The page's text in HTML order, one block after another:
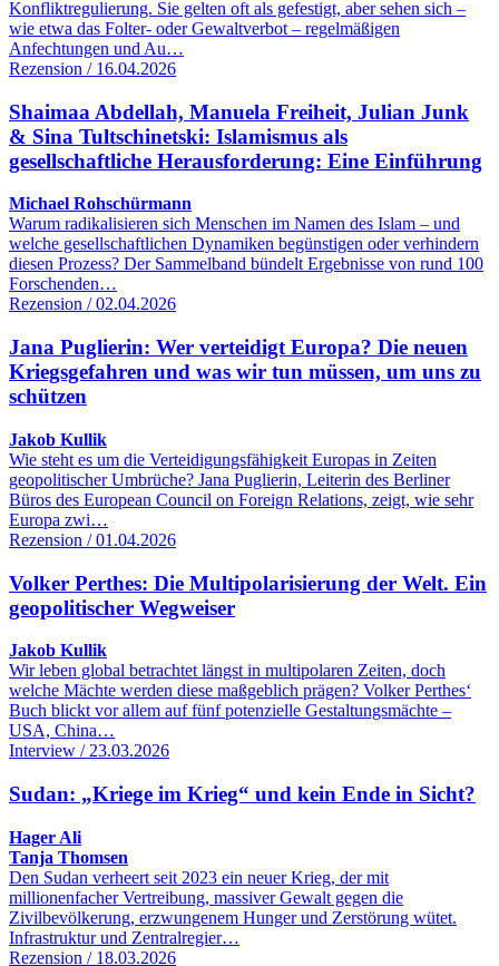
Konfliktregulierung. Sie gelten oft als gefestigt, aber sehen sich –
wie etwa das Folter- oder Gewaltverbot – regelmäßigen
Anfechtungen und Au…
Rezension / 16.04.2026
Shaimaa Abdellah, Manuela Freiheit, Julian Junk
& Sina Tultschinetski: Islamismus als
gesellschaftliche Herausforderung: Eine Einführung
Michael Rohschürmann
Warum radikalisieren sich Menschen im Namen des Islam – und
welche gesellschaftlichen Dynamiken begünstigen oder verhindern
diesen Prozess? Der Sammelband bündelt Ergebnisse von rund 100
Forschenden…
Rezension / 02.04.2026
Jana Puglierin: Wer verteidigt Europa? Die neuen
Kriegsgefahren und was wir tun müssen, um uns zu
schützen
Jakob Kullik
Wie steht es um die Verteidigungsfähigkeit Europas in Zeiten
geopolitischer Umbrüche? Jana Puglierin, Leiterin des Berliner
Büros des European Council on Foreign Relations, zeigt, wie sehr
Europa zwi…
Rezension / 01.04.2026
Volker Perthes: Die Multipolarisierung der Welt. Ein
geopolitischer Wegweiser
Jakob Kullik
Wir leben global betrachtet längst in multipolaren Zeiten, doch
welche Mächte werden diese maßgeblich prägen? Volker Perthes‘
Buch blickt vor allem auf fünf potenzielle Gestaltungsmächte –
USA, China…
Interview / 23.03.2026
Sudan: „Kriege im Krieg“ und kein Ende in Sicht?
Hager Ali
Tanja Thomsen
Den Sudan verheert seit 2023 ein neuer Krieg, der mit
millionenfacher Vertreibung, massiver Gewalt gegen die
Zivilbevölkerung, erzwungenem Hunger und Zerstörung wütet.
Infrastruktur und Zentralregier…
Rezension / 18.03.2026